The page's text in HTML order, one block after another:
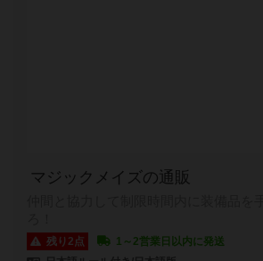
マジックメイズの通販
残り2点
1～2営業日以内に発送